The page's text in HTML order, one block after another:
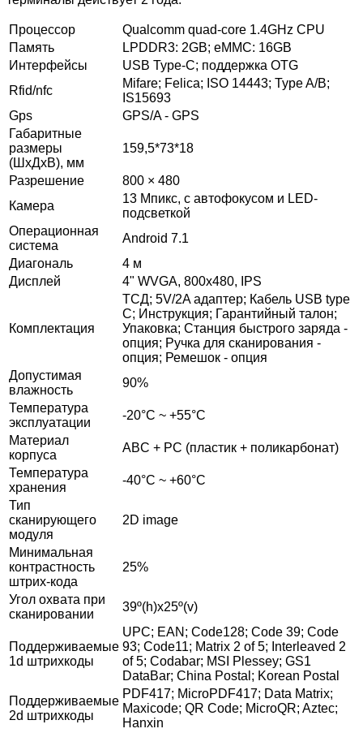
Процессор
Qualcomm quad-core 1.4GHz CPU
Память
LPDDR3: 2GB; eMMC: 16GB
Интерфейсы
USB Type-C; поддержка OTG
Rfid/nfc
Mifare; Felica; ISO 14443; Type A/B;
IS15693
Gps
GPS/A - GPS
Габаритные
размеры
(ШхДхВ), мм
159,5*73*18
Разрешение
800 × 480
Камера
13 Мпикс, с автофокусом и LED-
подсветкой
Операционная
система
Android 7.1
Диагональ
4 м
Дисплей
4" WVGA, 800x480, IPS
Комплектация
ТСД; 5V/2A адаптер; Кабель USB type
С; Инструкция; Гарантийный талон;
Упаковка; Станция быстрого заряда -
опция; Ручка для сканирования -
опция; Ремешок - опция
Допустимая
влажность
90%
Температура
эксплуатации
-20°C ~ +55°C
Материал
корпуса
ABC + PC (пластик + поликарбонат)
Температура
хранения
-40°С ~ +60°С
Тип
сканирующего
модуля
2D image
Минимальная
контрастность
штрих-кода
25%
Угол охвата при
сканировании
39º(h)x25º(v)
Поддерживаемые
1d штрихкоды
UPC; EAN; Code128; Code 39; Code
93; Code11; Matrix 2 of 5; Interleaved 2
of 5; Codabar; MSI Plessey; GS1
DataBar; China Postal; Korean Postal
Поддерживаемые
2d штрихкоды
PDF417; MicroPDF417; Data Matrix;
Maxicode; QR Code; MicroQR; Aztec;
Hanxin